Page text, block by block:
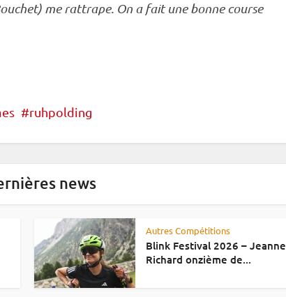
me rattrape. On a fait une bonne course
ruhpolding
news
Autres Compétitions
Blink Festival 2026 – Jeanne
Richard onzième de...